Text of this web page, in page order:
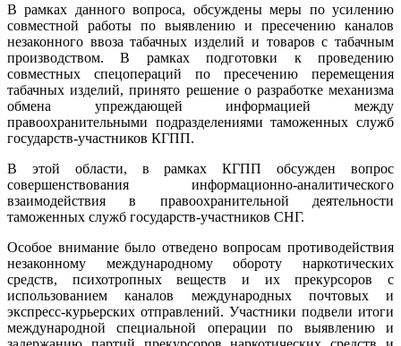
В рамках данного вопроса, обсуждены меры по усилению
совместной работы по выявлению и пресечению каналов
незаконного ввоза табачных изделий и товаров с табачным
производством. В рамках подготовки к проведению
совместных спецопераций по пресечению перемещения
табачных изделий, принято решение о разработке механизма
обмена упреждающей информацией между
правоохранительными подразделениями таможенных служб
государств-участников КГПП.
В этой области, в рамках КГПП обсужден вопрос
совершенствования информационно-аналитического
взаимодействия в правоохранительной деятельности
таможенных служб государств-участников СНГ.
Особое внимание было отведено вопросам противодействия
незаконному международному обороту наркотических
средств, психотропных веществ и их прекурсоров с
использованием каналов международных почтовых и
экспресс-курьерских отправлений. Участники подвели итоги
международной специальной операции по выявлению и